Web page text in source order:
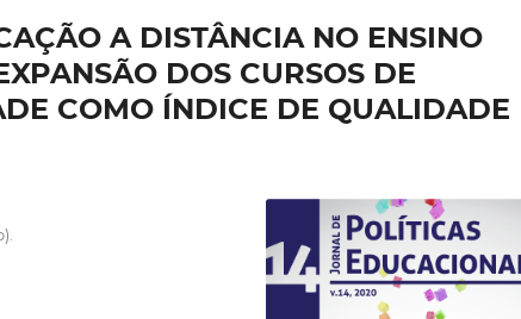
A DISTÂNCIA NO ENSINO
DOS CURSOS DE
COMO ÍNDICE DE QUALIDADE